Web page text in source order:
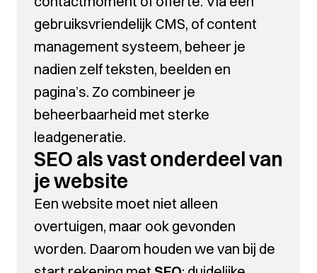
gebruiksvriendelijk CMS, of content
management systeem, beheer je
nadien zelf teksten, beelden en
pagina’s. Zo combineer je
beheerbaarheid met sterke
leadgeneratie.
SEO als vast onderdeel van
je website
Een website moet niet alleen
overtuigen, maar ook gevonden
worden. Daarom houden we van bij de